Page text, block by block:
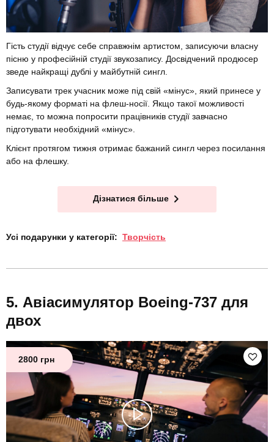
Гість студії відчує себе справжнім артистом, записуючи власну
пісню у професійній студії звукозапису. Досвідчений продюсер
зведе найкращі дублі у майбутній сингл.
Записувати трек учасник може під свій «мінус», який принесе у
будь-якому форматі на флеш-носії. Якщо такої можливості
немає, то можна попросити працівників студії завчасно
підготувати необхідний «мінус».
Клієнт протягом тижня отримає бажаний сингл через посилання
або на флешку.
Дізнатися більше
Усі подарунки у категорії: Творчість
Авіасимулятор Boeing-737 для
двох
2800 грн